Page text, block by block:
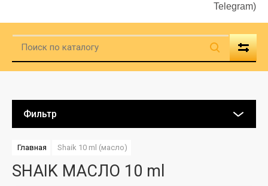
Telegram)
Фильтр
Главная Shaik 10 ml (масло)
SHAIK МАСЛО 10 ml